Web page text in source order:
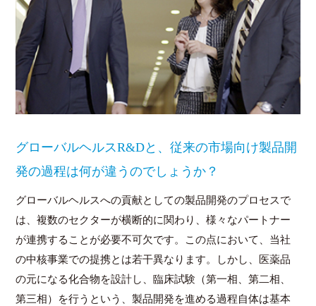
グローバルヘルスR&Dと、従来の市場向け製品開
発の過程は何が違うのでしょうか？
グローバルヘルスへの貢献としての製品開発のプロセスで
は、複数のセクターが横断的に関わり、様々なパートナー
が連携することが必要不可欠です。この点において、当社
の中核事業での提携とは若干異なります。しかし、医薬品
の元になる化合物を設計し、臨床試験（第一相、第二相、
第三相）を行うという、製品開発を進める過程自体は基本